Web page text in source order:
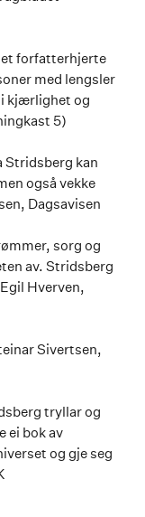
et forfatterhjerte
med lengsler
i kjærlighet og
5)
Stridsberg kan
også vekke
Dagsavisen
sorg og
av. Stridsberg
Hverven,
Sivertsen,
tryllar og
ei bok av
og gje seg